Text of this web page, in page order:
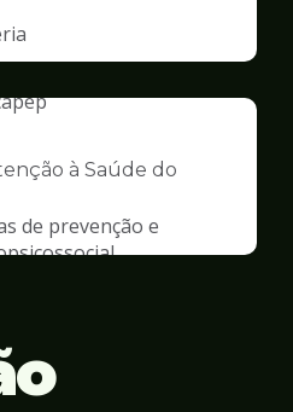
Capep
Ilustração
pagina
Capep
à Saúde do
de prevenção e